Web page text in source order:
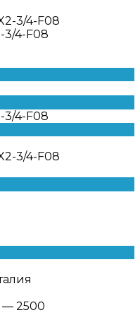
3/4-F08
3/4-F08
— 2500